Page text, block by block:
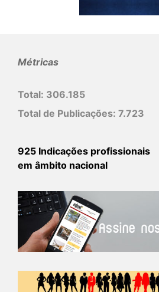
Métricas
Total: 306.185
Total de Publicações: 7.723
925 Indicações profissionais
em âmbito nacional